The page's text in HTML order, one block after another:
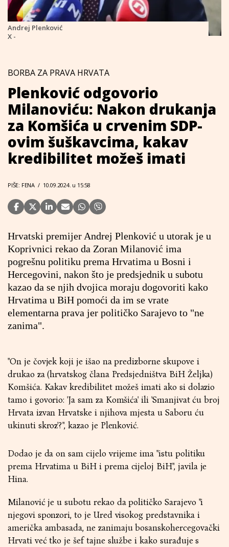
Andrej Plenković
X -
BORBA ZA PRAVA HRVATA
Plenković odgovorio
Milanoviću: Nakon drukanja
za Komšića u crvenim SDP-
ovim šuškavcima, kakav
kredibilitet možeš imati
PIŠE: FENA / 10.09.2024. u 15:58
Hrvatski premijer Andrej Plenković u utorak je u
Koprivnici rekao da Zoran Milanović ima
pogrešnu politiku prema Hrvatima u Bosni i
Hercegovini, nakon što je predsjednik u subotu
kazao da se njih dvojica moraju dogovoriti kako
Hrvatima u BiH pomoći da im se vrate
elementarna prava jer političko Sarajevo to "ne
zanima".
"On je čovjek koji je išao na predizborne skupove i
drukao za (hrvatskog člana Predsjedništva BiH Željka)
Komšića. Kakav kredibilitet možeš imati ako si dolazio
tamo i govorio: 'Ja sam za Komšića' ili 'Smanjivat ću broj
Hrvata izvan Hrvatske i njihova mjesta u Saboru ću
ukinuti skroz'?", kazao je Plenković.
Dodao je da on sam cijelo vrijeme ima "istu politiku
prema Hrvatima u BiH i prema cijeloj BiH", javila je
Hina.
Milanović je u subotu rekao da političko Sarajevo "i
njegovi sponzori, to je Ured visokog predstavnika i
američka ambasada, ne zanimaju bosanskohercegovački
Hrvati već tko je šef tajne službe i kako surađuje s